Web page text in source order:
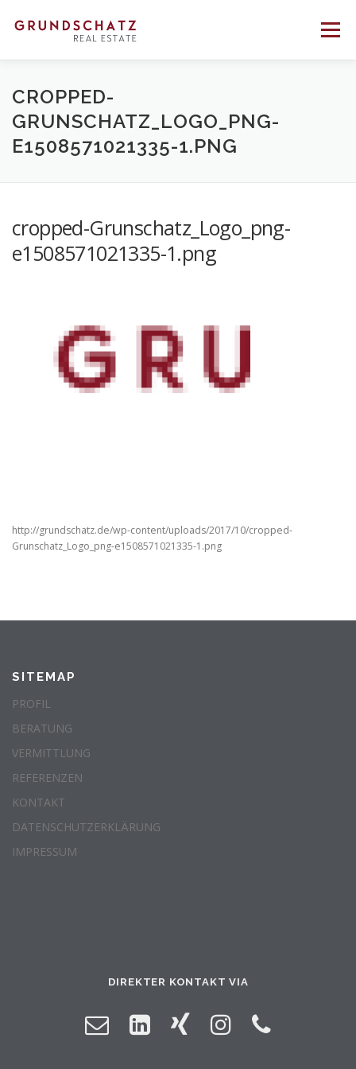
zum
Menü
PROFIL BERATUNG
REFERENZEN KONTAKT
CROPPED-
GRUNSCHATZ_LOGO_PNG-
E1508571021335-1.PNG
cropped-Grunschatz_Logo_png-
e1508571021335-1.png
http://grundschatz.de/wp-content/uploads/2017/10/cropped-
Grunschatz_Logo_png-e1508571021335-1.png
SITEMAP
PROFIL
BERATUNG
VERMITTLUNG
REFERENZEN
KONTAKT
DATENSCHUTZERKLÄRUNG
IMPRESSUM
DIREKTER KONTAKT VIA